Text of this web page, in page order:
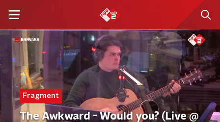
Fragment
The Awkward - Would you? (Live @